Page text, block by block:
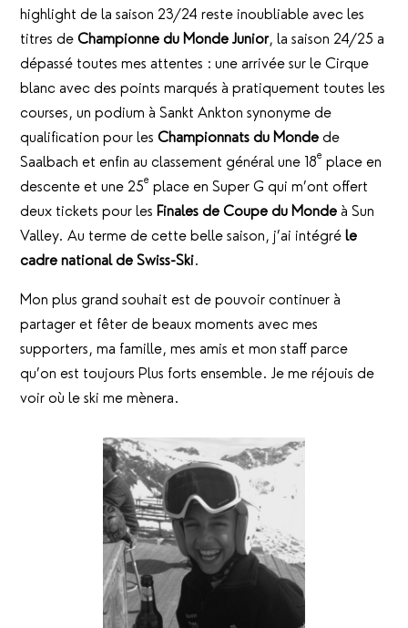
highlight de la saison 23/24 reste inoubliable avec les
titres deChampionne du Monde Junior, la saison 24/25 a
dépassé toutes mes attentes : une arrivée sur le Cirque
blanc avec des points marqués à pratiquement toutes les
courses, un podium à Sankt Ankton synonyme de
qualification pour lesChampionnats du Monde de
Saalbach et enfin au classement général une 18e place en
descente et une 25e place en Super G qui m’ont offert
deux tickets pour les Finales de Coupe du Monde à Sun
Valley. Au terme de cette belle saison, j’ai intégréle
cadre national de Swiss-Ski.
Mon plus grand souhait est de pouvoir continuer à
partager et fêter de beaux moments avec mes
supporters, ma famille, mes amis et mon staff parce
qu’on est toujours Plus forts ensemble. Je me réjouis de
voir où le ski me mènera.